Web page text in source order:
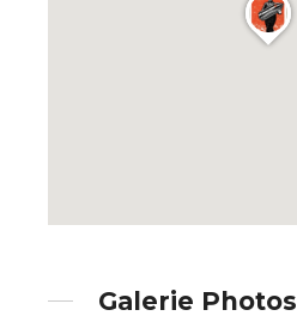
Galerie Photos